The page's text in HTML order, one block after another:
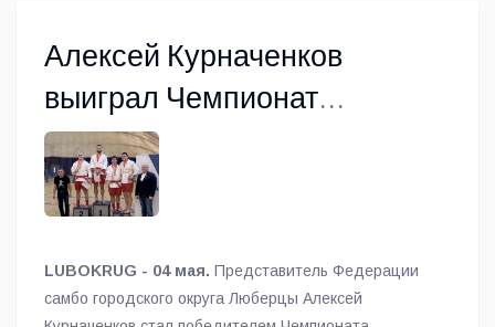
Алексей Курначенков
выиграл Чемпионат
Московской области по
пляжному самбо
LUBOKRUG - 04 мая. Представитель Федерации
самбо городского округа Люберцы Алексей